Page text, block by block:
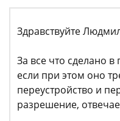
Здравствуйте
За все что сделано
если при этом оно
переустройство и
разрешение,